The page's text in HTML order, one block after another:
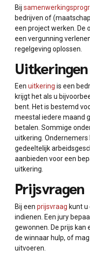
Bij
bedrijven of
een project werken. De
een vergunning
regelgeving oplossen.
Uitkeringen
Een uitkering is een
krijgt het als u
bent. Het is bestemd
meestal iedere maand
betalen. Sommige
uitkering.
gedeeltelijk
aanbieden voor een
uitkering.
Prijsvragen
Bij een prijsvraag kunt
indienen. Een jury
gewonnen. De prijs kan
de winnaar hulp, of
uitvoeren.